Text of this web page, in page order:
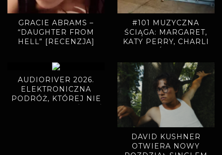
GRACIE ABRAMS –
“DAUGHTER FROM
HELL” [RECENZJA]
#101 MUZYCZNA
ŚCIĄGA: MARGARET,
KATY PERRY, CHARLI
AUDIORIVER 2026.
ELEKTRONICZNA
PODRÓŻ, KTÓREJ NIE
DAVID KUSHNER
OTWIERA NOWY